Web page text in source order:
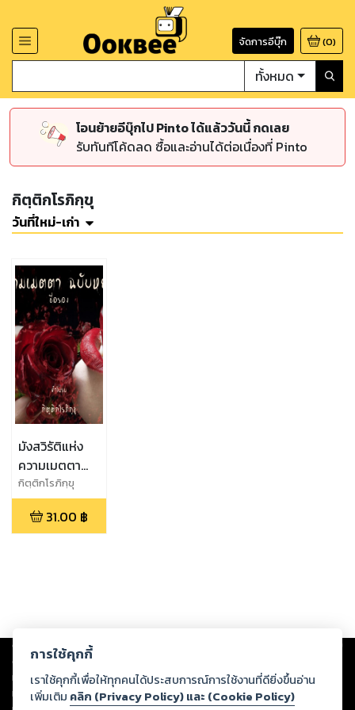
จัดการอีบุ๊ก (0)
ทั้งหมด
โอนย้ายอีบุ๊กไป Pinto ได้แล้ววันนี้ กดเลย
รับทันทีโค้ดลด ซื้อและอ่านได้ต่อเนื่องที่ Pinto
กิตฺติกโรภิกฺขุ
วันที่ใหม่-เก่า
มังสวิรัติแห่ง
ความเมตตา
ฉบับหยุดฆ่าและ
หยุดกิน
กิตฺติกโรภิกฺขุ
31.00 ฿
Copyright © 2026
ต่อผลงานหรือเนื้อหาใดที่อัปโหลดผ่านเว็บไซต์และปรากฏว่าละเมิดสิทธิใน
ทรัพย์สินทางปัญญาของบุคคลอื่นหรือขัดต่อกฎหมายและศีลธรรม ดังนั้น ผู้อ่าน
ทุกท่านโปรดใช้วิจารณญาณในการกลั่นกรองด้วยตนเอง และหากท่านพบว่าส่วน
การใช้คุกกี้
เราใช้คุกกี้เพื่อให้ทุกคนได้ประสบการณ์การใช้งานที่ดียิ่งขึ้นอ่าน
เพิ่มเติม คลิก (Privacy Policy) และ (Cookie Policy)